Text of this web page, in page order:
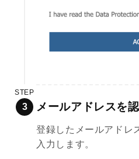
STEP
メールアドレスを
登録したメールアドレ
入力します。